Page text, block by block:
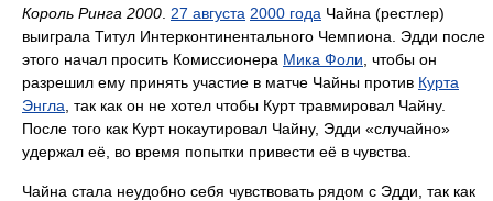
Король Ринга 2000 27 августа 2000 года Чайна (рестлер)
выиграла Титул Интерконтинентального Чемпиона. Эдди после
этого начал просить Комиссионера Мика Фоли , чтобы он
разрешил ему принять участие в матче Чайны против Курта
Энгла , так как он не хотел чтобы Курт травмировал Чайну.
После того как Курт нокаутировал Чайну, Эдди «случайно»
удержал её, во время попытки привести её в чувства.
Чайна стала неудобно себя чувствовать рядом с Эдди, так как